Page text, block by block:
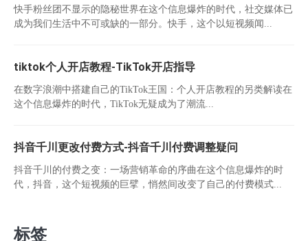
快手粉丝团不显示的隐秘世界在这个信息爆炸的时代，社交媒体已
成为我们生活中不可或缺的一部分。快手，这个以短视频闻...
tiktok个人开店教程-TikTok开店指导
在数字浪潮中搭建自己的TikTok王国：个人开店教程的另类解读在
这个信息爆炸的时代，TikTok无疑成为了潮流...
抖音千川更改付费方式-抖音千川付费调整疑问
抖音千川的付费之变：一场营销革命的序曲在这个信息爆炸的时
代，抖音，这个短视频的巨擘，悄然间改变了自己的付费模式...
标签